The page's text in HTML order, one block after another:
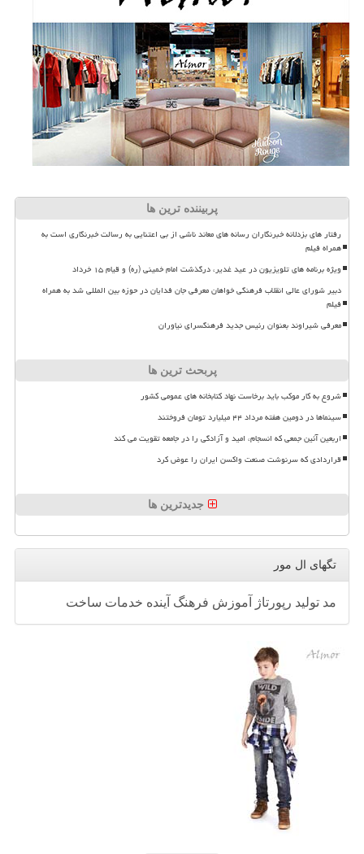
پربیننده ترین ها
رفتار های بزدلانه خبرنگاران رسانه های معاند ناشی از بی اعتنایی به رسالت خبرنگاری است به
همراه فیلم
ویژه برنامه های تلویزیون در عید غدیر، درگذشت امام خمینی (ره) و قیام ۱۵ خرداد
دبیر شورای عالی انقلاب فرهنگی خواهان معرفی جان فدایان در حوزه بین المللی شد به همراه
فیلم
معرفی شیراوند بعنوان رئیس جدید فرهنگسرای نیاوران
پربحث ترین ها
شروع به کار موکب باید برخاست نهاد کتابخانه های عمومی کشور
سینماها در دومین هفته مرداد ۴۴ میلیارد تومان فروختند
اربعین آئین جمعی که انسجام، امید و آزادگی را در جامعه تقویت می کند
قراردادی که سرنوشت صنعت واکسن ایران را عوض کرد
جدیدترین ها
تگهای ال مور
مد تولید رپورتاژ آموزش فرهنگ آینده خدمات ساخت